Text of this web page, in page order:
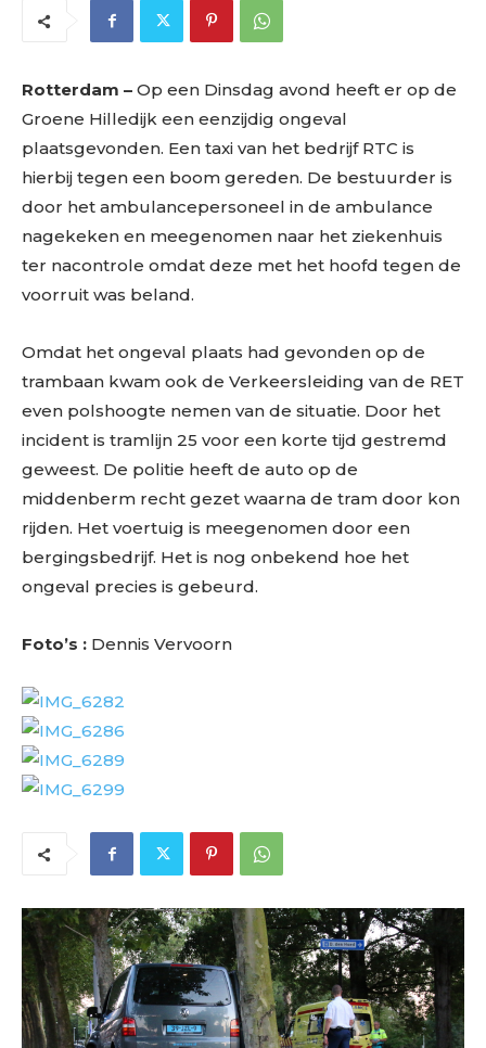
Rotterdam – Op een Dinsdag avond heeft er op de
Groene Hilledijk een eenzijdig ongeval
plaatsgevonden. Een taxi van het bedrijf RTC is
hierbij tegen een boom gereden. De bestuurder is
door het ambulancepersoneel in de ambulance
nagekeken en meegenomen naar het ziekenhuis
ter nacontrole omdat deze met het hoofd tegen de
voorruit was beland.
Omdat het ongeval plaats had gevonden op de
trambaan kwam ook de Verkeersleiding van de RET
even polshoogte nemen van de situatie. Door het
incident is tramlijn 25 voor een korte tijd gestremd
geweest. De politie heeft de auto op de
middenberm recht gezet waarna de tram door kon
rijden. Het voertuig is meegenomen door een
bergingsbedrijf. Het is nog onbekend hoe het
ongeval precies is gebeurd.
Foto’s : Dennis Vervoorn